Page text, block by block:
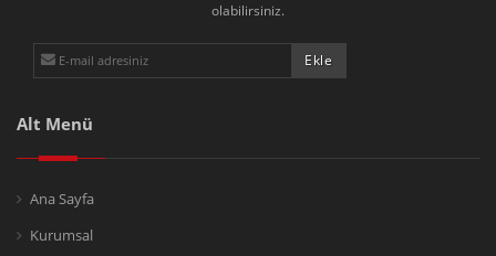
olabilirsiniz.
Alt Menü
Ana Sayfa
Kurumsal